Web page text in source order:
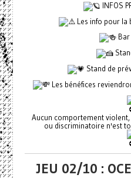
INFOS
Les info pour
Bar
Stand de
Les bénéfices
Aucun comportement
ou discriminatoire n'est
JEU 02/10 :